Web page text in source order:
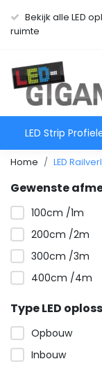
Bekijk alle LED
ruimte
LED Strip
Home LED
Gewenste
100cm /1m
200cm /2m
300cm /3m
400cm /4m
Type LED
Opbouw
Inbouw